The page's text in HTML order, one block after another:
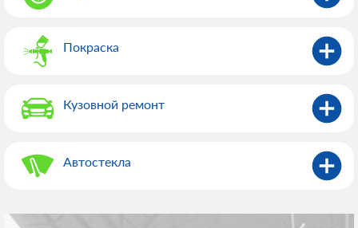
Покраска
Кузовной ремонт
Автостекла